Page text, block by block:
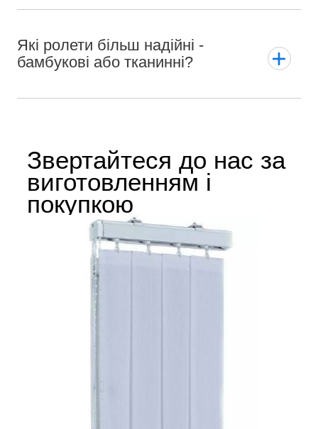
Які ролети більш надійні -
бамбукові або тканинні?
Звертайтеся до нас за
виготовленням і
покупкою